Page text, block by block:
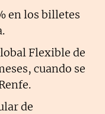
en los billetes
Flexible de
cuando se
de